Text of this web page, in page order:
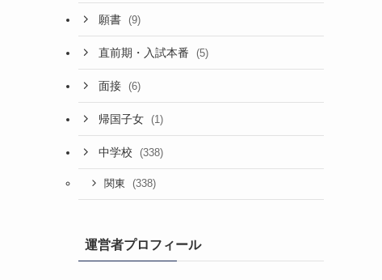
願書 (9)
直前期・入試本番 (5)
面接 (6)
帰国子女 (1)
中学校 (338)
関東 (338)
運営者プロフィール